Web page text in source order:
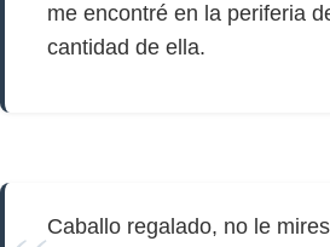
me encontré en la periferia
cantidad de ella.
Caballo regalado, no le mires